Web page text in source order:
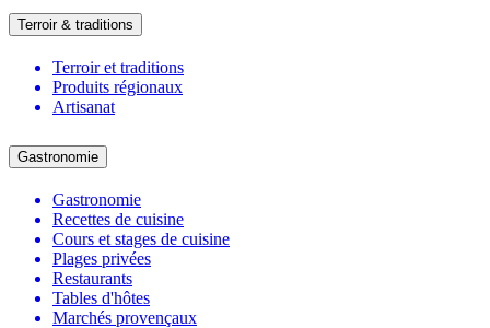
Terroir & traditions
Terroir et traditions
Produits régionaux
Artisanat
Gastronomie
Gastronomie
Recettes de cuisine
Cours et stages de cuisine
Plages privées
Restaurants
Tables d'hôtes
Marchés provençaux